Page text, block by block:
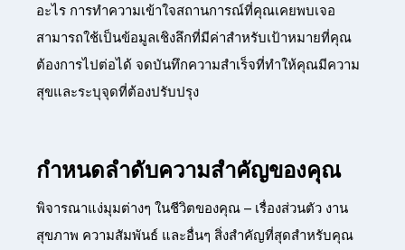
อะไร การทำความเข้าใจสถานการณ์ที่คุณเคยพบเจอ
สามารถใช้เป็นข้อมูลเชิงลึกที่มีค่าสำหรับเป้าหมายที่คุณ
ต้องการไปต่อได้ จดบันทึกความสำเร็จที่ทำให้คุณมีความ
สุขและระบุจุดที่ต้องปรับปรุง
กำหนดลำดับความสำคัญของคุณ
พิจารณาแง่มุมต่างๆ ในชีวิตของคุณ – เรื่องส่วนตัว งาน
สุขภาพ ความสัมพันธ์ และอื่นๆ สิ่งสำคัญที่สุดสำหรับคุณ